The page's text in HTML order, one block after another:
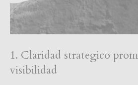
1. Claridad strategico
visibilidad